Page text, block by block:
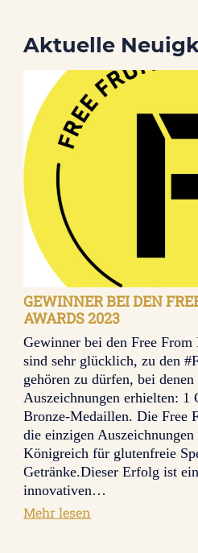
Aktuelle
GEWINNER BEI DEN
AWARDS 2023
Gewinner bei den Free
sind sehr glücklich, zu den
gehören zu dürfen, bei
Auszeichnungen erhielten:
Bronze-Medaillen. Die Free
die einzigen
Königreich für glutenfreie
Getränke.Dieser Erfolg ist
innovativen…
Mehr lesen